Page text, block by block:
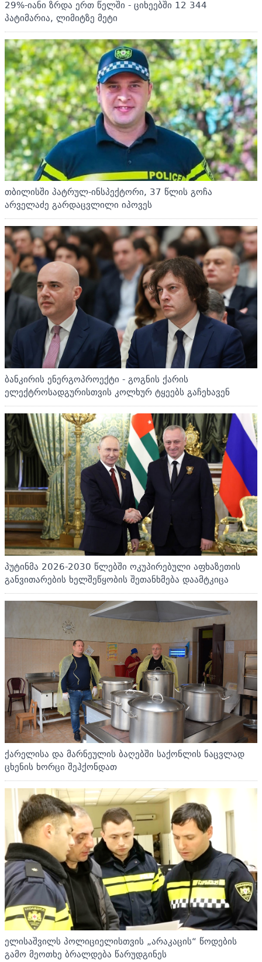
29%-იანი ზრდა ერთ წელში - ციხეებში 12 344
პატიმარია, ლიმიტზე მეტი
თბილისში პატრულ-ინსპექტორი, 37 წლის გოჩა
არველაძე გარდაცვლილი იპოვეს
ბანკირის ენერგოპროექტი - გოგნის ქარის
ელექტროსადგურისთვის კოლხურ ტყეებს გაჩეხავენ
პუტინმა 2026-2030 წლებში ოკუპირებული აფხაზეთის
განვითარების ხელშეწყობის შეთანხმება დაამტკიცა
ქარელისა და მარნეულის ბაღებში საქონლის ნაცვლად
ცხენის ხორცი შეჰქონდათ
ელისაშვილს პოლიციელისთვის „არაკაცის“ წოდების
გამო მეოთხე ბრალდება წარუდგინეს